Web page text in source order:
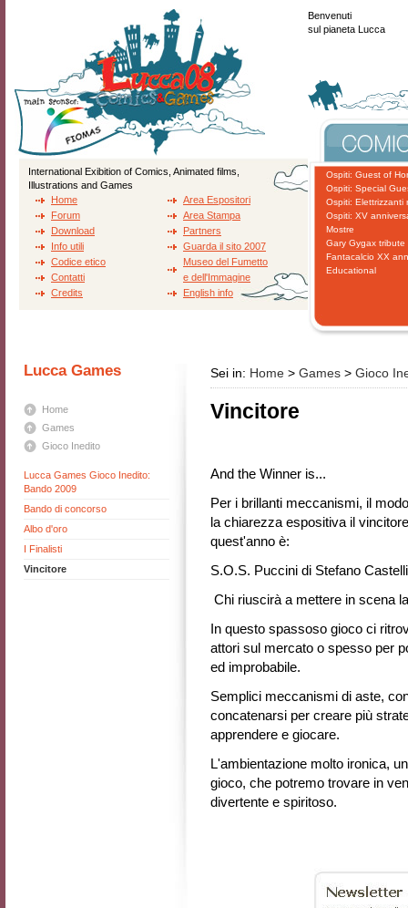
Benvenuti
sul pianeta Lucca
Ospiti: Guest of
Ospiti: Special
Ospiti: Elettrizzanti
Ospiti: XV
Mostre
Gary Gygax tribute
Fantacalcio XX
Educational
International Exibition of Comics, Animated films,
Illustrations and Games
Home
Forum
Download
Info utili
Codice etico
Contatti
Credits
Area Espositori
Area Stampa
Partners
Guarda il sito 2007
Museo del Fumetto
e dell'Immagine
English info
Lucca Games
Home
Games
Gioco Inedito
Lucca Games Gioco Inedito:
Bando 2009
Bando di concorso
Albo d'oro
I Finalisti
Vincitore
Sei in: Home > Games > Gioco
Vincitore
And the Winner is...
Per i brillanti meccanismi, il
la chiarezza espositiva il
quest'anno è:
S.O.S. Puccini di Stefano Castelli
Chi riuscirà a mettere in scena
In questo spassoso gioco ci
attori sul mercato o spesso per
ed improbabile.
Semplici meccanismi di aste,
concatenarsi per creare più
apprendere e giocare.
L'ambientazione molto ironica,
gioco, che potremo trovare in
divertente e spiritoso.